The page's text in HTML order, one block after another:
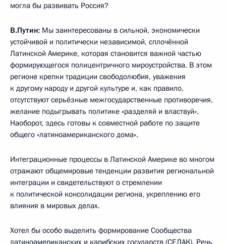
могла бы развивать Россия?
В.Путин: Мы заинтересованы в сильной, экономически
устойчивой и политически независимой, сплочённой
Латинской Америке, которая становится важной частью
формирующегося полицентричного мироустройства. В этом
регионе крепки традиции свободолюбия, уважения
к другому народу и другой культуре и, как правило,
отсутствуют серьёзные межгосударственные противоречия,
желание подыгрывать политике «разделяй и властвуй».
Наоборот, здесь готовы к совместной работе по защите
общего «латиноамериканского дома».
Интеграционные процессы в Латинской Америке во многом
отражают общемировые тенденции развития региональной
интеграции и свидетельствуют о стремлении
к политической консолидации региона, укреплению его
влияния в мировых делах.
Хотел бы особо выделить формирование Сообщества
латиноамериканских и карибских государств (СЕЛАК). Речь